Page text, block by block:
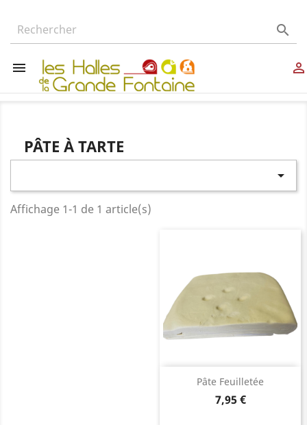

 
PÂTE À TARTE

Affichage 1-1 de 1 article(s)
Pâte Feuilletée
Prix
7,95 €